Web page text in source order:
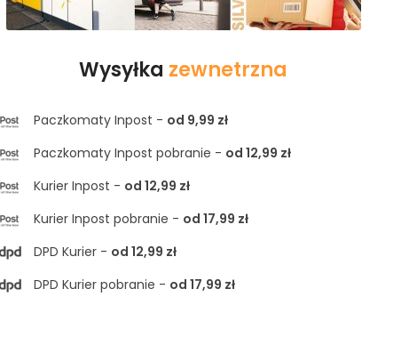
Wysyłka zewnetrzna
Paczkomaty Inpost - od 9,99 zł
Paczkomaty Inpost pobranie - od 12,99 zł
Kurier Inpost - od 12,99 zł
Kurier Inpost pobranie - od 17,99 zł
DPD Kurier - od 12,99 zł
DPD Kurier pobranie - od 17,99 zł